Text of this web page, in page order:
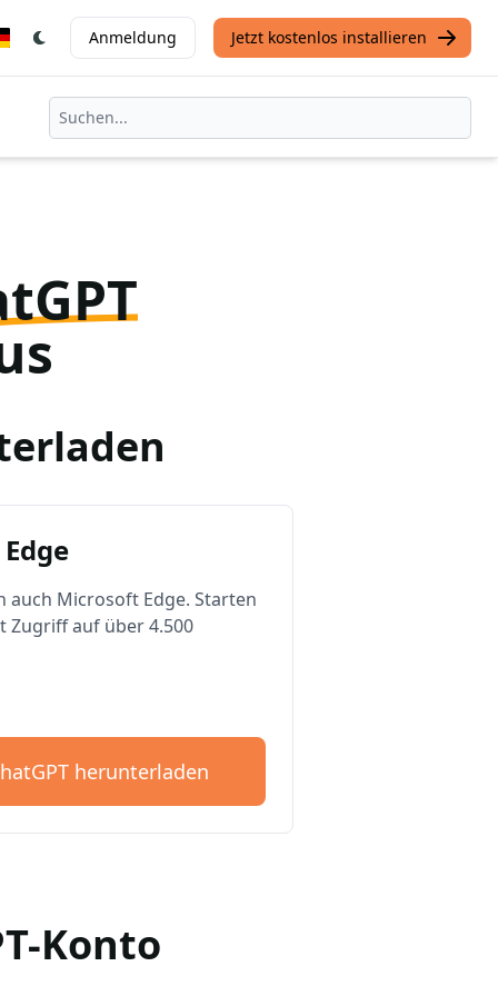
Anmeldung Jetzt kostenlos installieren
auch Microsoft Edge. Starten
Zugriff auf über 4.500
herunterladen
Konto